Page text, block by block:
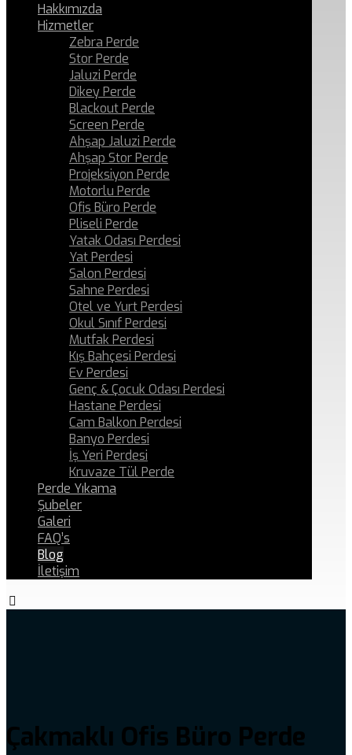
Hakkımızda
Hizmetler
Zebra Perde
Stor Perde
Jaluzi Perde
Dikey Perde
Blackout Perde
Screen Perde
Ahşap Jaluzi Perde
Ahşap Stor Perde
Projeksiyon Perde
Motorlu Perde
Ofis Büro Perde
Pliseli Perde
Yatak Odası Perdesi
Yat Perdesi
Salon Perdesi
Sahne Perdesi
Otel ve Yurt Perdesi
Okul Sınıf Perdesi
Mutfak Perdesi
Kış Bahçesi Perdesi
Ev Perdesi
Genç & Çocuk Odası Perdesi
Hastane Perdesi
Cam Balkon Perdesi
Banyo Perdesi
İş Yeri Perdesi
Kruvaze Tül Perde
Perde Yıkama
Şubeler
Galeri
FAQ’s
Blog
İletişim
Çakmaklı Ofis Büro Perde